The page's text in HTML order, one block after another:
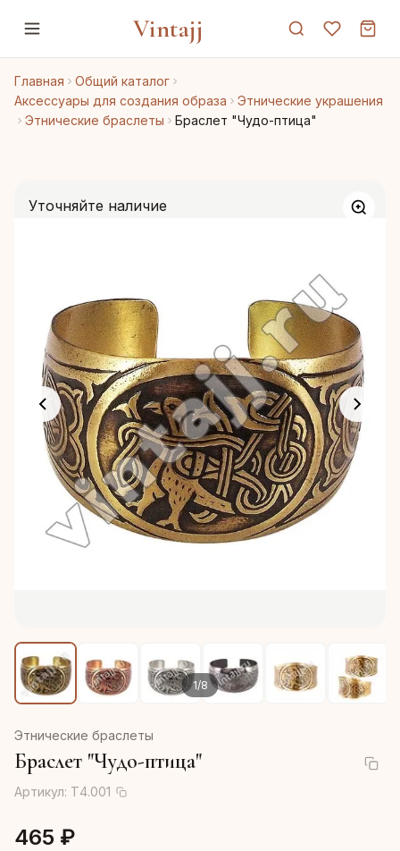
Vintajj
Главная
Общий каталог
Аксессуары для создания образа
Этнические украшения
Этнические браслеты
Браслет "Чудо-птица"
Уточняйте наличие
1/8
Этнические браслеты
Браслет "Чудо-птица"
Артикул: Т4.001
465 ₽